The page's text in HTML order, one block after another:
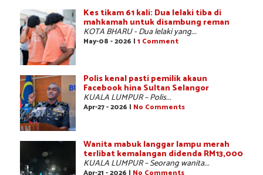
Kes tikam 61 kali: Dua lelaki tiba di
mahkamah untuk disambung reman
KOTA BHARU - Dua lelaki yang...
May-08 - 2026 | 1 Comment
Polis kenal pasti pemilik akaun
Facebook hina Sultan Selangor
KUALA LUMPUR – Polis...
Apr-27 - 2026 | No Comments
Wanita mabuk langgar lampu merah
terlibat kemalangan didenda RM13,000
KUALA LUMPUR – Seorang wanita...
Apr-21 - 2026 | No Comments